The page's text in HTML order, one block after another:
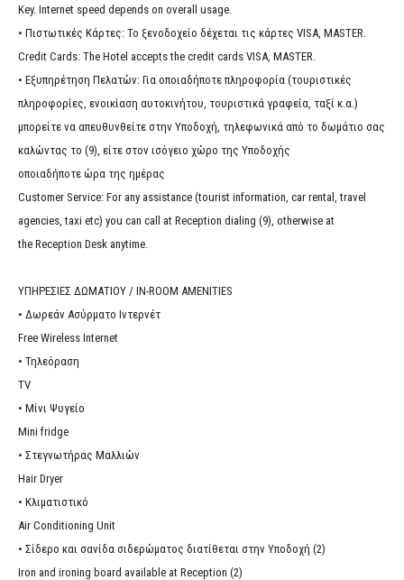
Key. Internet speed depends on overall usage.
• Πιστωτικές Κάρτες: Το ξενοδοχείο δέχεται τις κάρτες VISA, MASTER.
Credit Cards: The Hotel accepts the credit cards VISA, MASTER.
• Εξυπηρέτηση Πελατών: Για οποιαδήποτε πληροφορία (τουριστικές
πληροφορίες, ενοικίαση αυτοκινήτου, τουριστικά γραφεία, ταξί κ.α.)
μπορείτε να απευθυνθείτε στην Υποδοχή, τηλεφωνικά από το δωμάτιο σας
καλώντας το (9), είτε στον ισόγειο χώρο της Υποδοχής
οποιαδήποτε ώρα της ημέρας
Customer Service: For any assistance (tourist information, car rental, travel
agencies, taxi etc) you can call at Reception dialing (9), otherwise at
the Reception Desk anytime.
ΥΠΗΡΕΣΙΕΣ ΔΩΜΑΤΙΟΥ / IN-ROOM AMENITIES
• Δωρεάν Ασύρματο Ιντερνέτ
Free Wireless Internet
• Τηλεόραση
TV
• Μίνι Ψυγείο
Mini fridge
• Στεγνωτήρας Μαλλιών
Hair Dryer
• Κλιματιστικό
Air Conditioning Unit
• Σίδερο και σανίδα σιδερώματος διατίθεται στην Υποδοχή (2)
Iron and ironing board available at Reception (2)